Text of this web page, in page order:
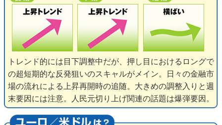
トレンド的には目下調整中だが、押し目におけるロングで
の超短期的な反発狙いのスキャルがメイン。日々の金融市
場の流れによる上昇再開時の追随。大きめの調整入りと週
末要因には注意。人民元切り上げ関連の話題は爆弾要因。